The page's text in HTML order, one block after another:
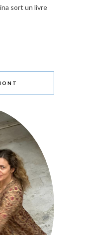
sort un livre